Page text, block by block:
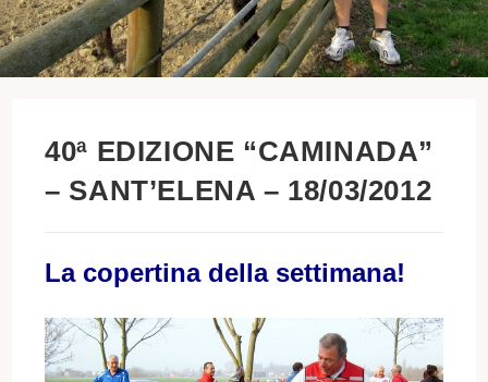
40ª EDIZIONE “CAMINADA”
– SANT’ELENA – 18/03/2012
La copertina della settimana!